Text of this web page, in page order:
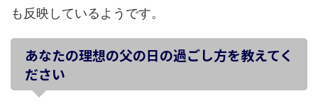
も反映しているようです。
あなたの理想の父の日の過ごし方を教えてく
ださい